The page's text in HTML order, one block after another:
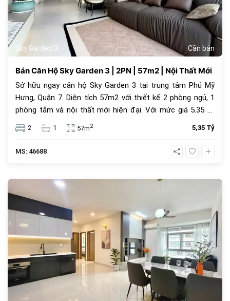
Sky Garden 3 Cần bán
Bán Căn Hộ Sky Garden 3 | 2PN | 57m2 | Nội Thất Mới
Sở hữu ngay căn hộ Sky Garden 3 tại trung tâm Phú Mỹ
Hưng, Quận 7. Diện tích 57m2 với thiết kế 2 phòng ngủ, 1
phòng tắm và nội thất mới hiện đại. Với mức giá 5.35 tỷ
đồng, đây là lựa chọn an cư lý tưởng hoặc đầu tư cho
thuê sinh lời cao trong cộng đồng văn minh.
2 1 57m2 5,35 Tỷ
MS: 46688